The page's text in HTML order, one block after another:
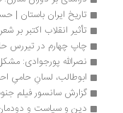
تاریخ ایران باستان |
تأثیر انقلاب اکتبر بر
چاپ چهارم در تیررس
نصرالله پورجوادی:
ابوطالب، لسانِ
گزارش سانسور فیلم
دین و سیاست و